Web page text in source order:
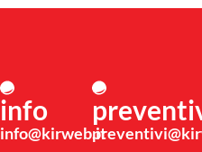
info
info@kirweb.it